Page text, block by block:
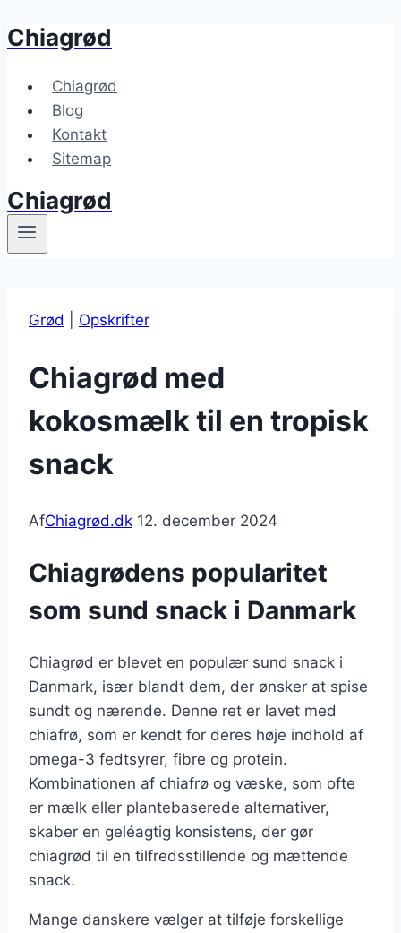
Fortsæt
indhold
Chiagrød
Chiagrød
Blog
Kontakt
Sitemap
Chiagrød
Grød Opskrifter
Chiagrød med
kokosmælk til en tropisk
snack
AfChiagrød.dk 12. december 2024
Chiagrødens popularitet
som sund snack i Danmark
Chiagrød er blevet en populær sund snack i
Danmark, især blandt dem, der ønsker at spise
sundt og nærende. Denne ret er lavet med
chiafrø, som er kendt for deres høje indhold af
omega-3 fedtsyrer, fibre og protein.
Kombinationen af chiafrø og væske, som ofte
er mælk eller plantebaserede alternativer,
skaber en geléagtig konsistens, der gør
chiagrød til en tilfredsstillende og mættende
snack.
Mange danskere vælger at tilføje forskellige